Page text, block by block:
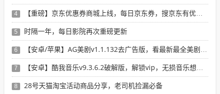
4 【重磅】京东优惠券商城上线，每日京东券，搜京东有优惠的商品
5 时隔一年，每日影院再次重磅更新
6 【安卓/苹果】AG美剧v1.1.132去广告版，看最新最全美剧选这个就行了！
7 【安卓】酷我音乐v9.3.6.2破解版，解锁vip，无损音乐想下就下！
8 28号天猫淘宝活动商品分享，老司机捡漏必备